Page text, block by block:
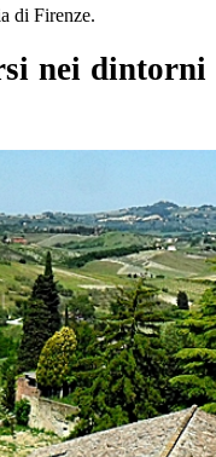
di Firenze.
nei dintorni